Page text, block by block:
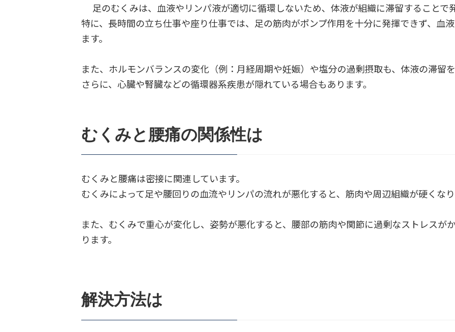
足のむくみは、血液やリンパ液が適切に循環しないため、体液が組織に滞留すること
特に、長時間の立ち仕事や座り仕事では、足の筋肉がポンプ作用を十分に発揮できず、血
ます。
また、ホルモンバランスの変化（例：月経周期や妊娠）や塩分の過剰摂取も、体液の滞留
さらに、心臓や腎臓などの循環器系疾患が隠れている場合もあります。
むくみと腰痛の関係性は
むくみと腰痛は密接に関連しています。
むくみによって足や腰回りの血流やリンパの流れが悪化すると、筋肉や周辺組織が硬くなり
また、むくみで重心が変化し、姿勢が悪化すると、腰部の筋肉や関節に過剰なストレスが
ります。
解決方法は